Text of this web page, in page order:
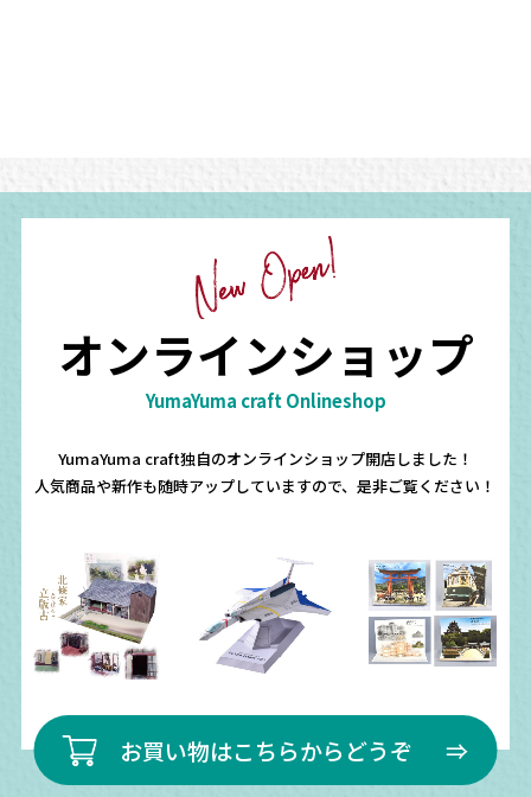
オンラインショップ
YumaYuma craft Onlineshop
YumaYuma craft独自のオンラインショップ開店しました！
人気商品や新作も随時アップしていますので、是非ご覧ください！
お買い物はこちらからどうぞ